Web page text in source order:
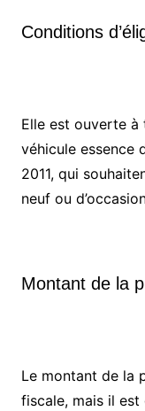
Conditions
Elle est ouverte à
véhicule essence
2011, qui
neuf ou
Montant de la
Le montant de la
fiscale, mais il